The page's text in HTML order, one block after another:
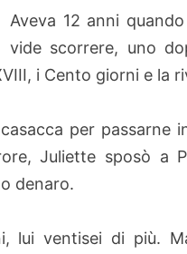
Aveva 12 anni
vide scorrere, uno
i Cento giorni e la
per passarne
Juliette sposò a
denaro.
lui ventisei di più.